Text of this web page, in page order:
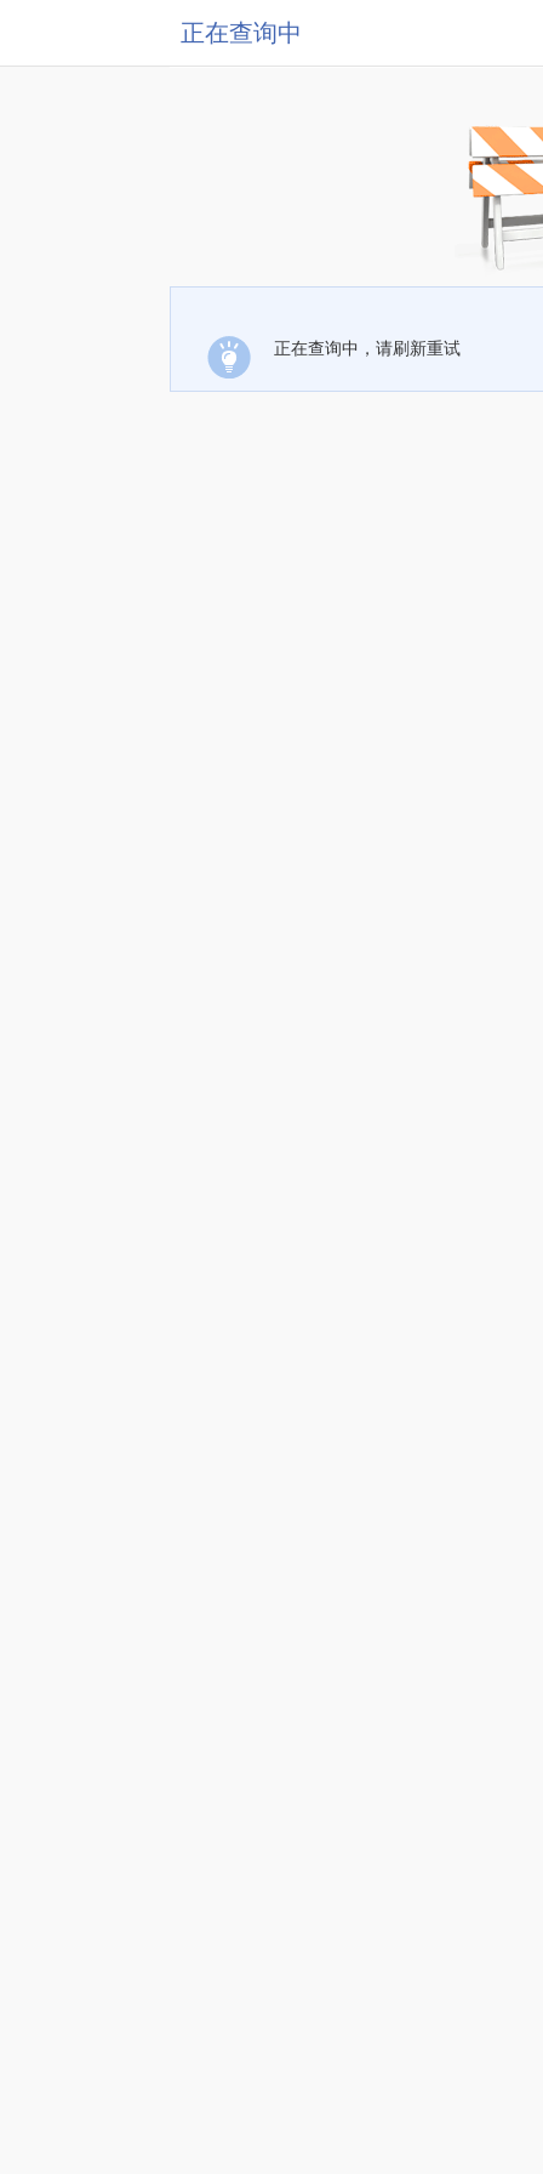
正在查询中
正在查询中，请刷新重试